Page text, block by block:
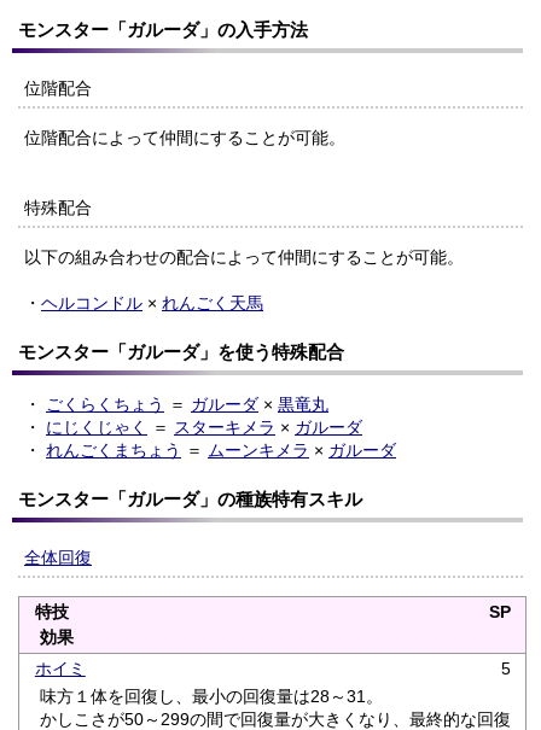
モンスター「ガルーダ」の入手方法
位階配合
位階配合によって仲間にすることが可能。
特殊配合
以下の組み合わせの配合によって仲間にすることが可能。
・ ヘルコンドル × れんごく天馬
モンスター「ガルーダ」を使う特殊配合
・ ごくらくちょう ＝ ガルーダ × 黒竜丸
・ にじくじゃく ＝ スターキメラ × ガルーダ
・ れんごくまちょう ＝ ムーンキメラ × ガルーダ
モンスター「ガルーダ」の種族特有スキル
全体回復
特技
SP
効果
ホイミ
5
味方１体を回復し、最小の回復量は28～31。
かしこさが50～299の間で回復量が大きくなり、最終的な回復